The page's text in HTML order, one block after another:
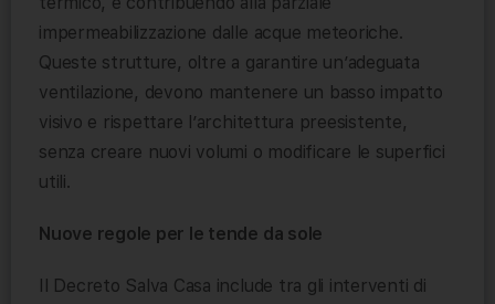
impermeabilizzazione dalle acque meteoriche.
Queste strutture, oltre a garantire un’adeguata
ventilazione, devono mantenere un basso impatto
visivo e rispettare l’architettura preesistente,
senza creare nuovi volumi o modificare le superfici
utili.
Nuove regole per le tende da sole
Il Decreto Salva Casa include tra gli interventi di